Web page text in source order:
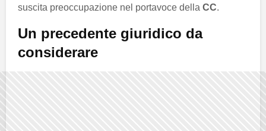
suscita preoccupazione nel portavoce della CC.
Un precedente giuridico da
considerare